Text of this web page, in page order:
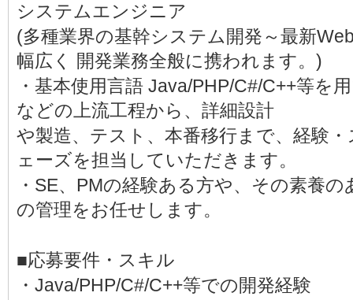
システムエンジニア
(多種業界の基幹システム開発～最新
幅広く 開発業務全般に携われます。)
・基本使用言語 Java/PHP/C#/C++等を
などの上流工程から、詳細設計
や製造、テスト、本番移行まで、経験
ェーズを担当していただきます。
・SE、PMの経験ある方や、その素養
の管理をお任せします。
■応募要件・スキル
・Java/PHP/C#/C++等での開発経験